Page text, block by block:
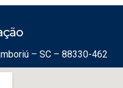
– SC – 88330-462